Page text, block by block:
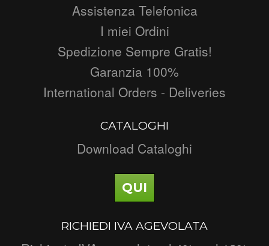
Assistenza Telefonica
I miei Ordini
Spedizione Sempre Gratis!
Garanzia 100%
International Orders - Deliveries
CATALOGHI
Download Cataloghi
QUI
RICHIEDI IVA AGEVOLATA